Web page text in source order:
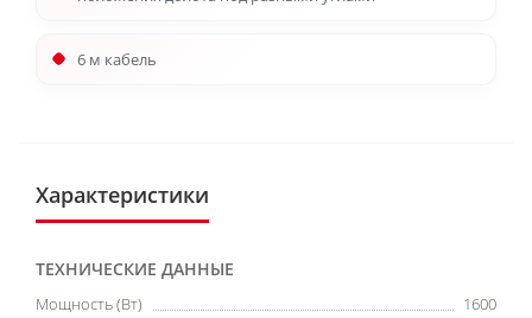
6 м кабель
Характеристики
ТЕХНИЧЕСКИЕ ДАННЫЕ
Мощность (Вт)
1600